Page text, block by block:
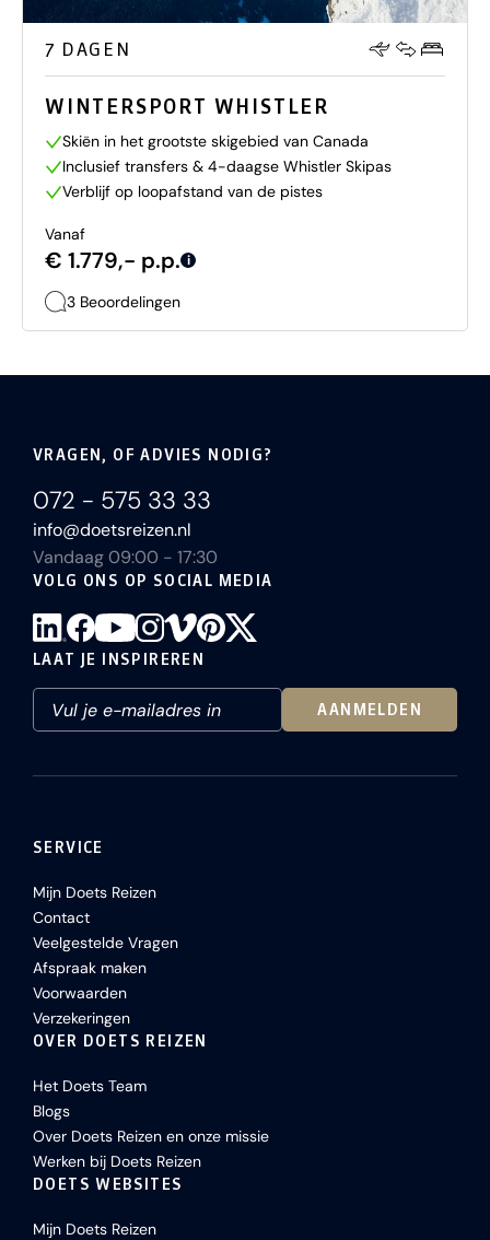
7 DAGEN
WINTERSPORT WHISTLER
Skiën in het grootste skigebied van Canada
Inclusief transfers & 4-daagse Whistler Skipas
Verblijf op loopafstand van de pistes
Vanaf
€ 1.779,- p.p. i
3 Beoordelingen
VRAGEN, OF ADVIES NODIG?
072 - 575 33 33
info@doetsreizen.nl
Vandaag 09:00 - 17:30
VOLG ONS OP SOCIAL MEDIA
LAAT JE INSPIREREN
AANMELDEN
SERVICE
Mijn Doets Reizen
Contact
Veelgestelde Vragen
Afspraak maken
Voorwaarden
Verzekeringen
OVER DOETS REIZEN
Het Doets Team
Blogs
Over Doets Reizen en onze missie
Werken bij Doets Reizen
DOETS WEBSITES
Mijn Doets Reizen